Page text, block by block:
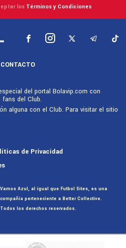
los Términos y Condiciones
CONTACTO
del portal Bolavip.com con
del Club.
alguna con el Club. Para visitar el sitio
de Privacidad
Vamos Azul, al igual que Futbol Sites, es una
compañía perteneciente a Better Collective.
Todos los derechos reservados.